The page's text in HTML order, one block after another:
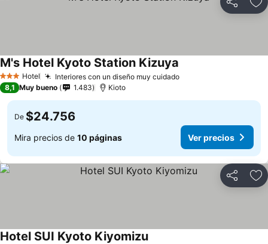
Compartir
3 Estrellas
Hotel Interiores con un diseño muy cuidado
M's Hotel Kyoto Station Kizuya
8,1 Muy bueno 1.483 Kioto
De $24.756
Mira precios de 10 páginas Ver precios
Compartir
Hotel SUI Kyoto Kiyomizu